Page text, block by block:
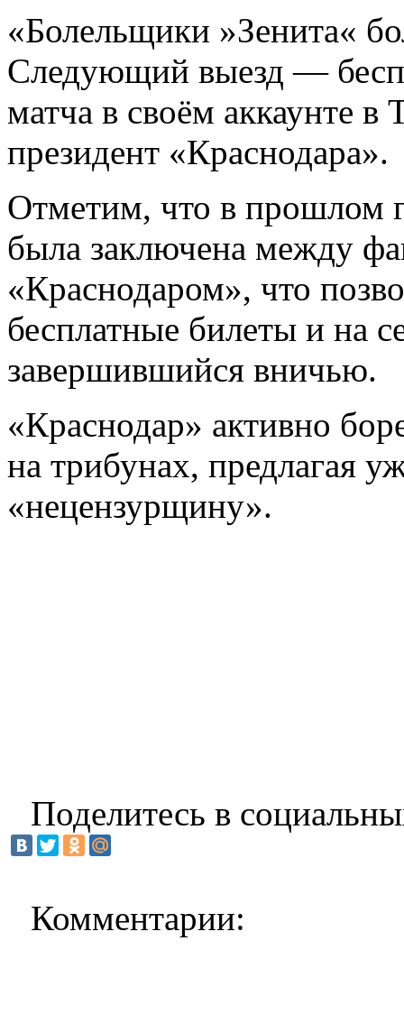
«Болельщики »Зенита«
Следующий выезд —
матча в своём аккаунте
президент «Краснодара».
Отметим, что в прошлом
была заключена между
«Краснодаром», что
бесплатные билеты и на
завершившийся вничью.
«Краснодар» активно
на трибунах, предлагая
«нецензурщину».
Поделитесь в
Комментарии: